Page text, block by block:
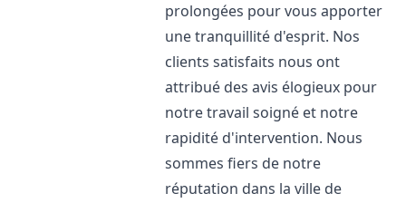
prolongées pour vous apporter
une tranquillité d'esprit. Nos
clients satisfaits nous ont
attribué des avis élogieux pour
notre travail soigné et notre
rapidité d'intervention. Nous
sommes fiers de notre
réputation dans la ville de